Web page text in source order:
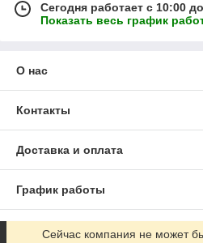
Сегодня работает с 10:00
Показать весь график
О нас
Контакты
Доставка и оплата
График работы
Полная версия сайта
Сейчас компания не может